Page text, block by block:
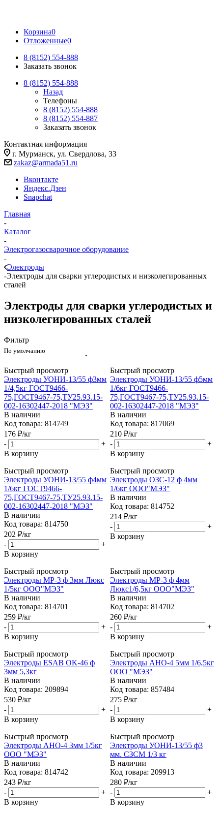
Корзина0
Отложенные0
8 (8152) 554-888
Заказать звонок
8 (8152) 554-888
Назад
Телефоны
8 (8152) 554-888
8 (8152) 554-887
Заказать звонок
Контактная информация
г. Мурманск, ул. Свердлова, 33
zakaz@armada51.ru
Вконтакте
Яндекс.Дзен
Snapchat
Главная
-
Каталог
-
Электрогазосварочное оборудование
-
Электроды
-Электроды для сварки углеродистых и низколегированных
сталей
Электроды для сварки углеродистых и
низколегированных сталей
Фильтр
По умолчанию
Быстрый просмотр
Электроды УОНИ-13/55 ф3мм
1/4,5кг ГОСТ9466-
75,ГОСТ9467-75,ТУ25.93.15-
002-16302447-2018 "МЭЗ"
В наличии
Код товара: 814749
176 ₽/кг
-
+
В корзину
Быстрый просмотр
Электроды УОНИ-13/55 ф5мм
1/6кг ГОСТ9466-
75,ГОСТ9467-75,ТУ25.93.15-
002-16302447-2018 "МЭЗ"
В наличии
Код товара: 817069
210 ₽/кг
-
+
В корзину
Быстрый просмотр
Электроды УОНИ-13/55 ф4мм
1/6кг ГОСТ9466-
75,ГОСТ9467-75,ТУ25.93.15-
002-16302447-2018 "МЭЗ"
В наличии
Код товара: 814750
202 ₽/кг
-
+
В корзину
Быстрый просмотр
Электроды ОЗС-12 ф 4мм
1/6кг ООО"МЭЗ"
В наличии
Код товара: 814752
214 ₽/кг
-
+
В корзину
Быстрый просмотр
Электроды МР-3 ф 3мм Люкс
1/5кг ООО"МЭЗ"
В наличии
Код товара: 814701
259 ₽/кг
-
+
В корзину
Быстрый просмотр
Электроды МР-3 ф 4мм
Люкс1/6,5кг ООО"МЭЗ"
В наличии
Код товара: 814702
260 ₽/кг
-
+
В корзину
Быстрый просмотр
Электроды ESAB OK-46 ф
3мм 5,3кг
В наличии
Код товара: 209894
530 ₽/кг
-
+
В корзину
Быстрый просмотр
Электроды АНО-4 5мм 1/6,5кг
ООО "МЭЗ"
В наличии
Код товара: 857484
275 ₽/кг
-
+
В корзину
Быстрый просмотр
Электроды АНО-4 3мм 1/5кг
ООО "МЭЗ"
В наличии
Код товара: 814742
243 ₽/кг
-
+
В корзину
Быстрый просмотр
Электроды УОНИ-13/55 ф3
мм. СЗСМ 1/3 кг
В наличии
Код товара: 209913
280 ₽/кг
-
+
В корзину